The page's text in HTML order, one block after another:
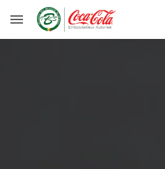
Skip to main content